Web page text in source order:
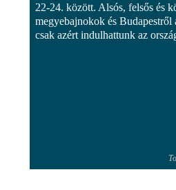
22-24. között. Alsós, felsős és
megyebajnokok és
csak azért indulhattunk az